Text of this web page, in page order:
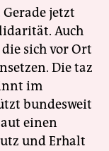
jetzt
Auch
sich vor Ort
Die taz
im
bundesweit
einen
und Erhalt